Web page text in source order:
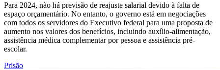
Para 2024, não há previsão de reajuste salarial devido à falta de
espaço orçamentário. No entanto, o governo está em negociações
com todos os servidores do Executivo federal para uma proposta de
aumento nos valores dos benefícios, incluindo auxílio-alimentação,
assistência médica complementar por pessoa e assistência pré-
escolar.
Prisão